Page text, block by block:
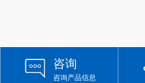
咨询
咨询产品信息